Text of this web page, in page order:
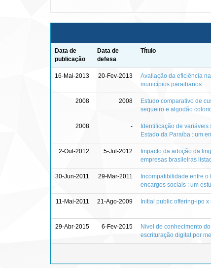
Data de
publicação
Data de
defesa
Título
16-Mai-2013 20-Fev-2013
Avaliação da eficiência
municípios paraibanos
2008 2008
Estudo comparativo de
sequeiro e algodão
2008 -
Identificação de
Estado da Paraíba : um
2-Out-2012 5-Jul-2012
Impacto da adoção da
empresas brasileiras
30-Jun-2011 29-Mar-2011
Incompatibilidade entre
encargos sociais : um
11-Mai-2011 21-Ago-2009 Initial public offering-ipo
29-Abr-2015 6-Fev-2015
Nível de conhecimento
escrituração digital por